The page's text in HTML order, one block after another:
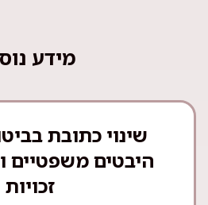
מידע
שינוי כתובת
היבטים
זכויות